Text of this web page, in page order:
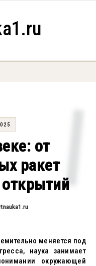
от
ракет
меняется под
наука занимает
окружающей